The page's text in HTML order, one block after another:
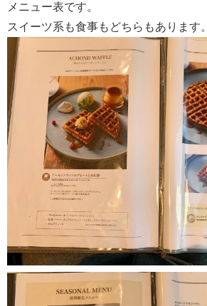
メニュー表です。
スイーツ系も食事もどちらもあります。